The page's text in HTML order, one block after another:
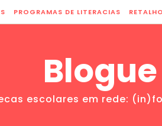
PROGRAMAS DE LITERACIAS
Blogue
escolares em rede: